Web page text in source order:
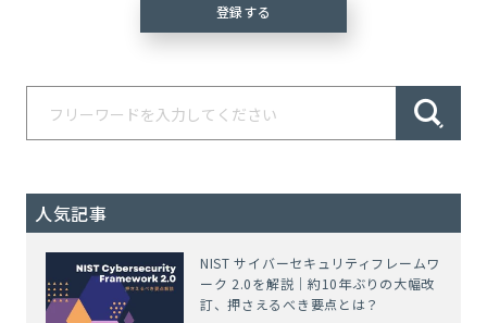
人気記事
NIST サイバーセキュリティフレームワ
ーク 2.0を解説｜約10年ぶりの大幅改
訂、押さえるべき要点とは？